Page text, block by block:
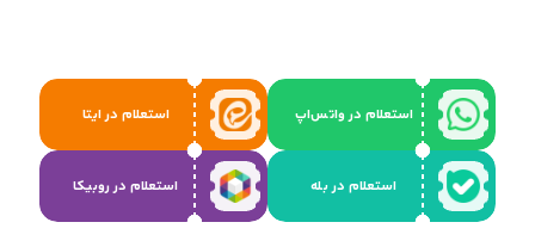
استعلام در واتس‌اپ استعلام در ایتا
استعلام در بله استعلام در روبیکا